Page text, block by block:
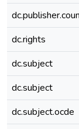
dc.rights
dc.subject
dc.subject
dc.subject.ocde